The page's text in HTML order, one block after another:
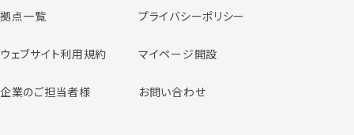
スタッフの声
専任コンサルタントの声
福利厚生のご案内
拠点一覧 プライバシーポリシー
ウェブサイト利用規約 マイページ開設
企業のご担当者様 お問い合わせ